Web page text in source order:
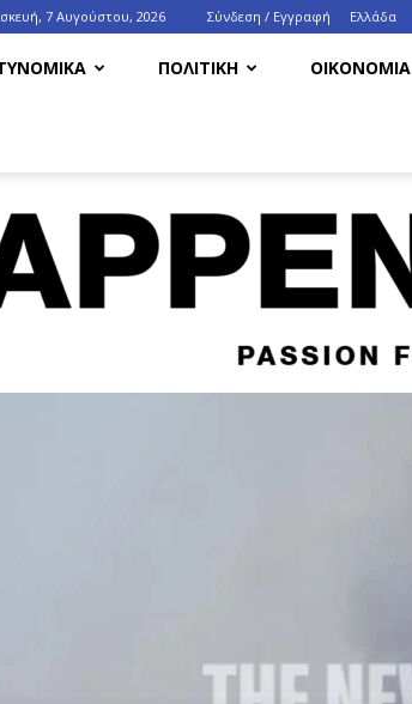
7 Αυγούστου, 2026 Σύνδεση / Εγγραφή Ελλάδα
ΠΟΛΙΤΙΚΗ ΟΙΚΟΝΟΜΙΑ